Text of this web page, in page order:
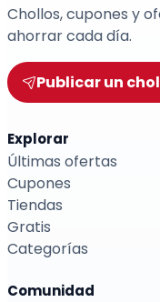
Chollos, cupones y
ahorrar cada día.
Publicar un
Explorar
Últimas ofertas
Cupones
Tiendas
Gratis
Categorías
Comunidad